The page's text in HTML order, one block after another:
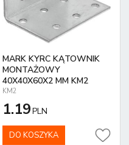
MARK KYRC KĄTOWNIK
MONTAŻOWY
40X40X60X2 MM KM2
KM2
1.19PLN
DO KOSZYKA